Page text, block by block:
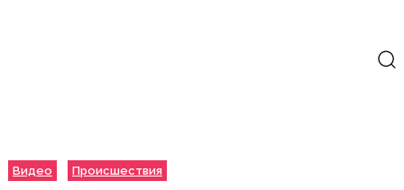
Видео Происшествия